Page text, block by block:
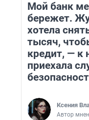
Мой банк
бережет.
хотела
тысяч,
кредит, — к
приехала
Ксения
Автор